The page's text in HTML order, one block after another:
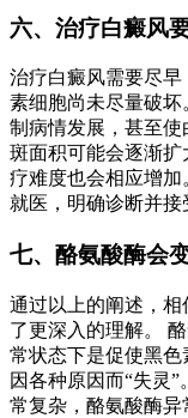
六、治疗白癜风
治疗白癜风需要尽
素细胞尚未尽量破
制病情发展，甚至
斑面积可能会逐渐
疗难度也会相应增
就医，明确诊断并接
七、酪氨酸酶会
通过以上的阐述，
了更深入的理解。
常状态下是促使黑色
因各种原因而“失灵
常复杂，酪氨酸酶